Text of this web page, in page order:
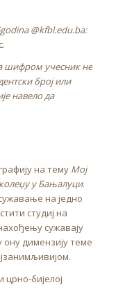
@kfbl.edu.ba:
шифром учесник не
број или
навело да
на тему Мој
у Бањалуци.
на једно
студиј на
сужавају
димензију теме
црно-бијелој